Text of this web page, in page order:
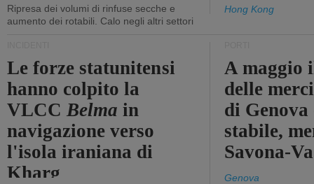
Ripresa dei volumi di rinfuse secche e
aumento dei rotabili. Calo negli altri settori
Hong Kong
Le forze statunitensi
hanno colpito la
VLCCBelma in
navigazione verso
l'isola iraniana di
Kharg
A maggio
delle
di
stabile,
Savona-
Genova